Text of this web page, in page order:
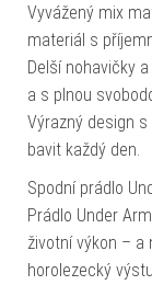
Vyvážený mix
materiál s
Delší nohavičky
a s plnou
Výrazný design
bavit každý den.
Spodní prádlo
Prádlo Under
životní výkon –
horolezecký